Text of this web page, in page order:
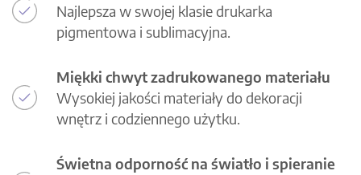
Najlepsza w swojej klasie drukarka
pigmentowa i sublimacyjna.
Miękki chwyt zadrukowanego materiału
Wysokiej jakości materiały do dekoracji
wnętrz i codziennego użytku.
Świetna odporność na światło i spieranie